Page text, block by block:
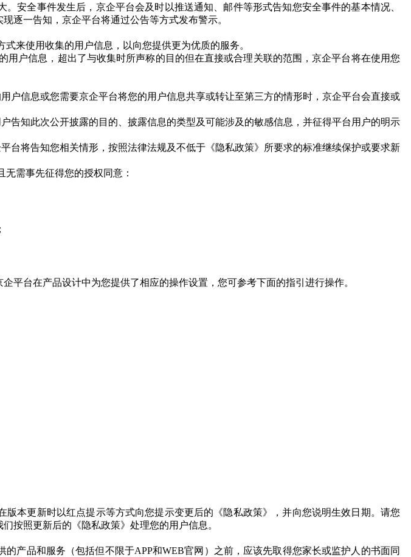
安全事件发生后，京企平台会及时以推送通知、邮件等形式告知您安全事件的基本情况、
逐一告知，京企平台将通过公告等方式发布警示。
来使用收集的用户信息，以向您提供更为优质的服务。
户信息，超出了与收集时所声称的目的但在直接或合理关联的范围，京企平台将在使用您
信息或您需要京企平台将您的用户信息共享或转让至第三方的情形时，京企平台会直接或
知此次公开披露的目的、披露信息的类型及可能涉及的敏感信息，并征得平台用户的明示
将告知您相关情形，按照法律法规及不低于《隐私政策》所要求的标准继续保护或要求新
需事先征得您的授权同意：
平台在产品设计中为您提供了相应的操作设置，您可参考下面的指引进行操作。
本更新时以红点提示等方式向您提示变更后的《隐私政策》，并向您说明生效日期。请您
按照更新后的《隐私政策》处理您的用户信息。
产品和服务（包括但不限于APP和WEB官网）之前，应该先取得您家长或监护人的书面同